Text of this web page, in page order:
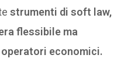
strumenti di soft law,
flessibile ma
economici.